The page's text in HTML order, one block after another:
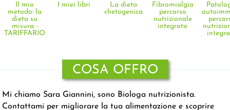
Il mio
metodo: la
dieta su
misura -
TARIFFARIO
I miei libri
La dieta
chetogenica
Fibromialgia:
percorso
nutrizionale
integrato
COSA OFFRO
Mi chiamo Sara Giannini, sono Biologa nutrizionista.
Contattami per migliorare la tua alimentazione e scoprire